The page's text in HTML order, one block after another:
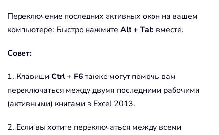
Переключение последних активных окон на вашем
компьютере: Быстро нажмите Alt + Tab вместе.
Совет:
1. Клавиши Ctrl + F6 также могут помочь вам
переключаться между двумя последними рабочими
(активными) книгами в Excel 2013.
2. Если вы хотите переключаться между всеми